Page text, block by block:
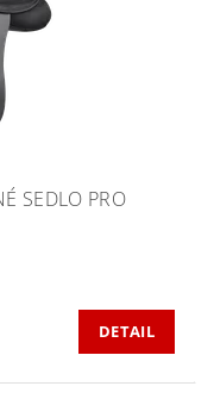
SEDLO PRO
DETAIL